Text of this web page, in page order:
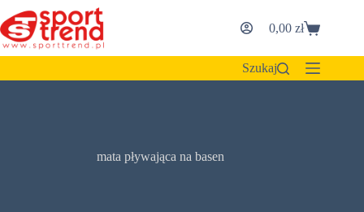
do
treści
Koszyk
0,00zł
Szukaj
mata pływająca na basen